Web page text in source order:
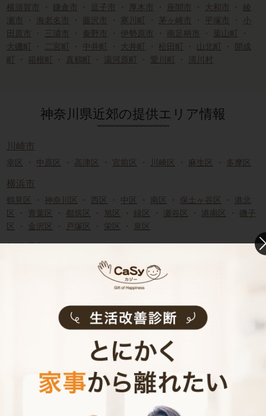
横須賀市 ・ 鎌倉市 ・ 逗子市 ・ 厚木市 ・ 座間市 ・ 大和市 ・ 綾
瀬市
・ 海老名市 ・ 藤沢市 ・ 寒川町 ・ 茅ヶ崎市 ・ 平塚市 ・ 小
田原市
・ ・ 秦野市 ・ 伊勢原市 ・ 南足柄市 ・ 葉山町
・
大磯町
・ 二宮町 ・ 中井町 ・ 大井町 ・ 松田町 ・ 山北町 ・ 開成
町
・ 箱根町 ・ 真鶴町 ・ 湯河原町 ・ 愛川町 ・ 清川村
神奈川県近郊の提供エリア情報
川崎市
幸区 ・ 中原区 ・ 高津区 ・ 宮前区 ・ 川崎区 ・ 麻生区 ・ 多摩区
横浜市
鶴見区 ・ 神奈川区 ・ 西区 ・ 中区 ・ 南区 ・ 保土ヶ谷区 ・ 港北
区
・ 青葉区 ・ 都筑区 ・ 旭区 ・ 緑区 ・ 瀬谷区 ・ 港南区 ・ 磯子
区
・ 金沢区 ・ 戸塚区 ・ 栄区 ・ 泉区
海老名市 ・ 藤沢市・寒川町・茅ヶ崎市 ・平塚市
三浦市・秦野市・伊勢原市・南足柄市・
中井町 ・ 大井町 松田町
真鶴町・湯河原町・ 愛川町
神奈川県近郊の家事代行求人